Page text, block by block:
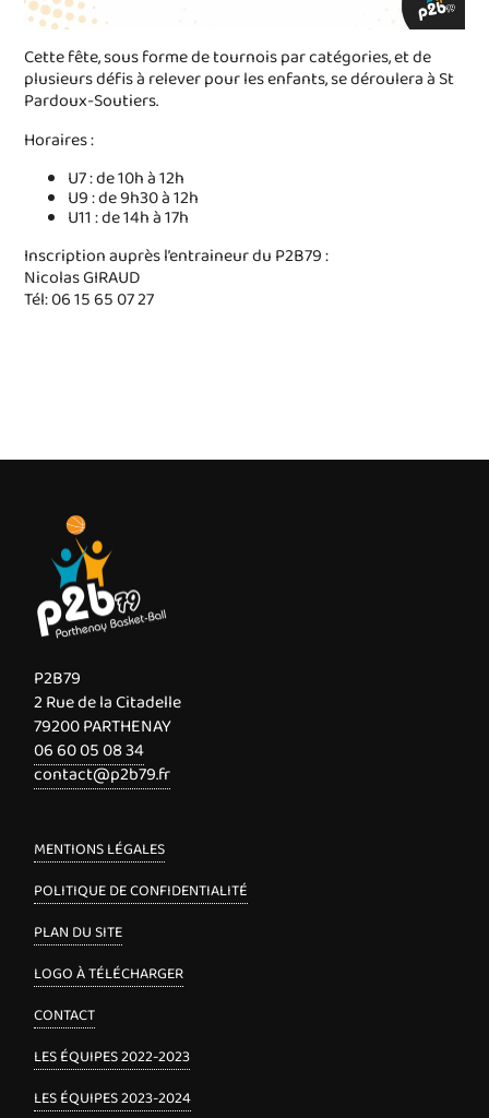
Cette fête, sous forme de tournois par catégories, et de
plusieurs défis à relever pour les enfants, se déroulera à St
Pardoux-Soutiers.
Horaires :
U7 : de 10h à 12h
U9 : de 9h30 à 12h
U11 : de 14h à 17h
Inscription auprès l’entraineur du P2B79 :
Nicolas GIRAUD
Tél: 06 15 65 07 27
P2B79
2 Rue de la Citadelle
79200 PARTHENAY
06 60 05 08 34
contact@p2b79.fr
MENTIONS LÉGALES
POLITIQUE DE CONFIDENTIALITÉ
PLAN DU SITE
LOGO À TÉLÉCHARGER
CONTACT
LES ÉQUIPES 2022-2023
LES ÉQUIPES 2023-2024